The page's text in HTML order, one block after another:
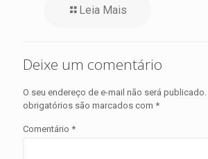
Leia Mais
Deixe um comentário
O seu endereço de e-mail não será publicado.
obrigatórios são marcados com *
Comentário *